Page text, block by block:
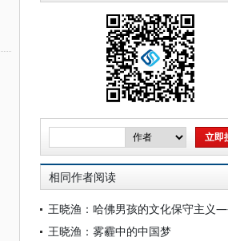
相同作者阅读
王晓渔：雾霾中的中国梦